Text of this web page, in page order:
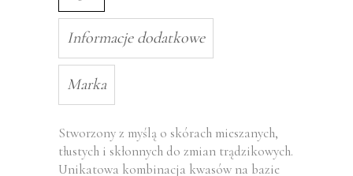
Informacje dodatkowe
Marka
Stworzony z myślą o skórach mieszanych,
tłustych i skłonnych do zmian trądzikowych.
Unikatowa kombinacja kwasów na bazie